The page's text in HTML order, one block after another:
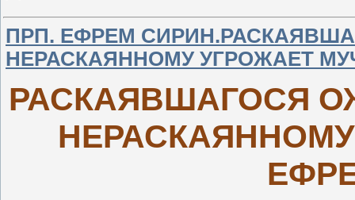
ПРП. ЕФРЕМ
НЕРАСКАЯННОМУ УГРОЖАЕТ
РАСКАЯВШАГОСЯ